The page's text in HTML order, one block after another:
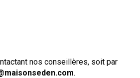
nos conseillères, soit par
.